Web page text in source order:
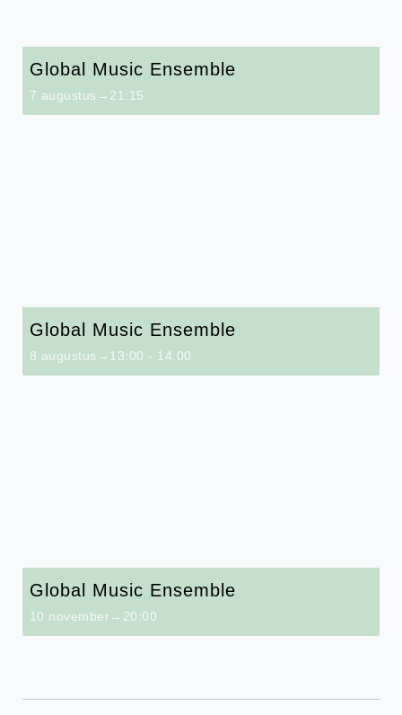
Global Music Ensemble
7 augustus→21:15
Global Music Ensemble
8 augustus→13:00 - 14:00
Global Music Ensemble
10 november→20:00